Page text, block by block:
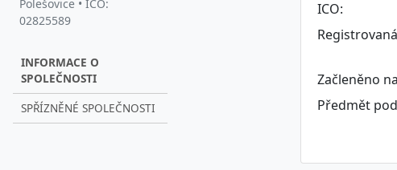
Polešovice • ICO:
02825589
INFORMACE O
SPOLEČNOSTI
SPŘÍZNĚNÉ SPOLEČNOSTI
ICO:
Začleněno
Předmět